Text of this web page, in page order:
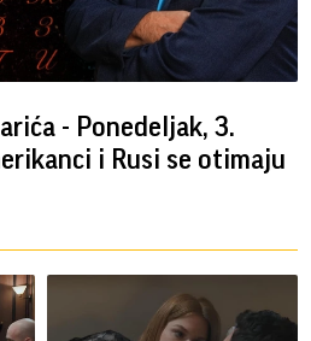
- Ponedeljak, 3.
i Rusi se otimaju